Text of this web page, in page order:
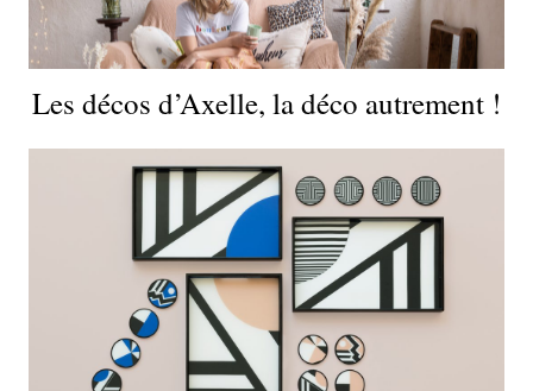
Les décos d’Axelle, la déco autrement !